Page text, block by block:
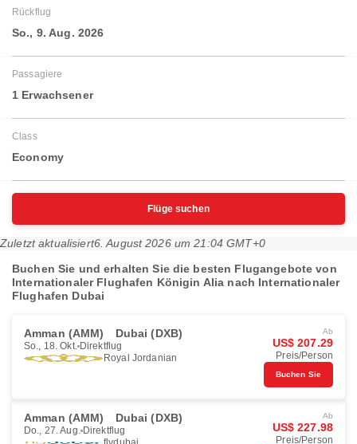
Rückflug
So., 9. Aug. 2026
Passagiere
1 Erwachsener
Class
Economy
Flüge suchen
Zuletzt aktualisiert6. August 2026 um 21:04 GMT+0
Buchen Sie und erhalten Sie die besten Flugangebote von
Internationaler Flughafen Königin Alia nach Internationaler
Flughafen Dubai
Amman (AMM) Dubai (DXB)
So., 18. Okt. Direktflug
Royal Jordanian
Ab
US$ 207.29
Preis/Person
Buchen Sie
Amman (AMM) Dubai (DXB)
Do., 27. Aug. Direktflug
Ab
US$ 227.98
Preis/Person